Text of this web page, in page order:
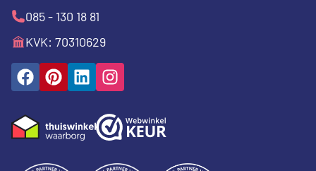
085 - 130 18 81
KVK: 70310629